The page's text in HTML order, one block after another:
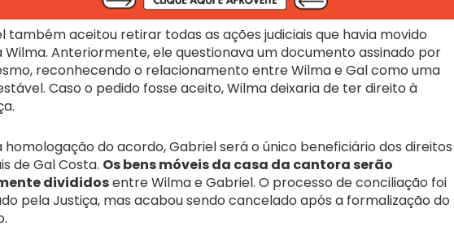
também aceitou retirar todas as ações judiciais que havia movido
Anteriormente, ele questionava um documento assinado por
reconhecendo o relacionamento entre Wilma e Gal como uma
Caso o pedido fosse aceito, Wilma deixaria de ter direito à
homologação do acordo, Gabriel será o único beneficiário dos direitos
de Gal Costa. Os bens móveis da casa da cantora serão
divididosentre Wilma e Gabriel. O processo de conciliação foi
pela Justiça, mas acabou sendo cancelado após a formalização do